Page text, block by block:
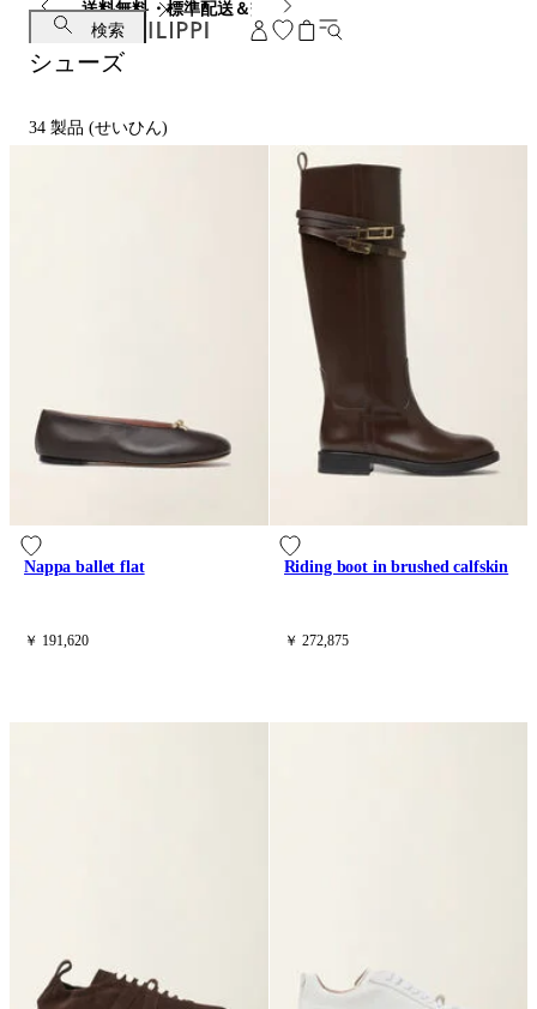
送料無料・標準配送＆交換無料
検索
シューズ
34 製品 (せいひん)
Nappa ballet flat
￥ 191,620
Riding boot in brushed calfskin
￥ 272,875